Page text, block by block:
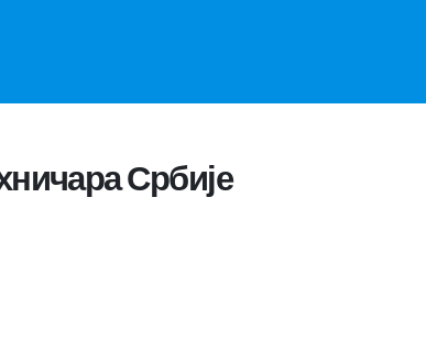
Србије